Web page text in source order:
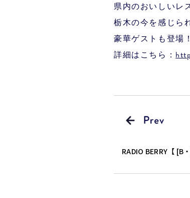
県内のおいしいレ
栃木の今を感じら
豪華ゲストも登場！
詳細はこちら：
RADIO BERRY【 [B